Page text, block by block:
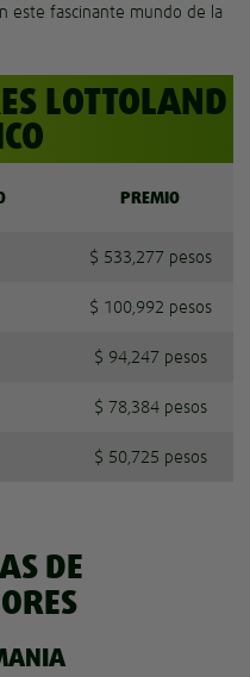
este fascinante mundo de la
LOTTOLAND
PREMIO
$ 533,277 pesos
$ 100,992 pesos
$ 94,247 pesos
$ 78,384 pesos
$ 50,725 pesos
DE